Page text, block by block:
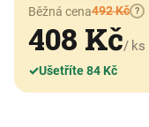
Běžná cena492 Kč ?
408 Kč/ ks
✓Ušetříte 84 Kč